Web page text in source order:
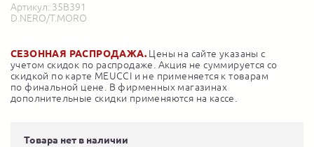
Артикул: 35B391
D.NERO/T.MORO
СЕЗОННАЯ РАСПРОДАЖА. Цены на сайте указаны с
учетом скидок по распродаже. Акция не суммируется со
скидкой по карте MEUCCI и не применяется к товарам
по финальной цене. В фирменных магазинах
дополнительные скидки применяются на кассе.
Товара нет в наличии